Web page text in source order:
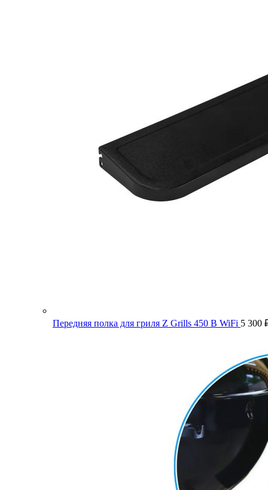
Передняя полка для гриля Z Grills 450 B WiFi 5 300